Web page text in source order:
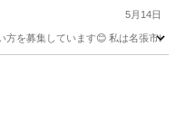
5月14日
方を募集しています😊 私は名張市